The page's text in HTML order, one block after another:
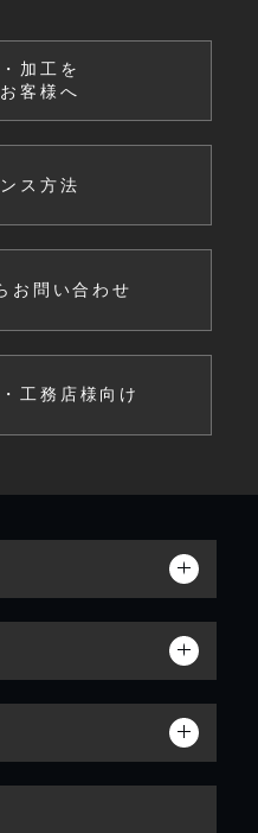
加工を
客様へ
ス方法
お問い合わせ
工務店様向け